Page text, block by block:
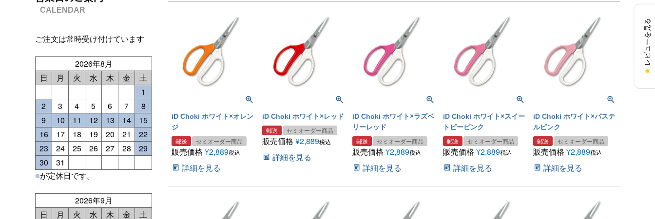
ご注文は常時受け付けています
2026年8月
日
月 火 水 木 金
土
1
2
3 4 5 6 7
8
9
10 11 12 13 14
15
16
17 18 19 20 21
22
23
24 25 26 27 28
29
30
31
■が定休日です。
2026年9月
日
月 火 水 木 金
土
iD Choki ホワイト×オレン
ジ
郵送 セミオーダー商品
販売価格 ¥2,889税込
詳細を見る
iD Choki ホワイト×レッド
郵送 セミオーダー商品
販売価格 ¥2,889税込
詳細を見る
iD Choki ホワイト×ラズベ
リーレッド
郵送 セミオーダー商品
販売価格 ¥2,889税込
詳細を見る
iD Choki ホワイト×スイー
トピーピンク
郵送 セミオーダー商品
販売価格 ¥2,889税込
詳細を見る
iD Choki ホワイト×パステ
ルピンク
郵送 セミオーダー商品
販売価格 ¥2,889税込
詳細を見る
★
レビューを見る